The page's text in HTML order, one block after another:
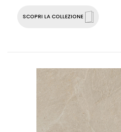
SCOPRI LA COLLEZIONE